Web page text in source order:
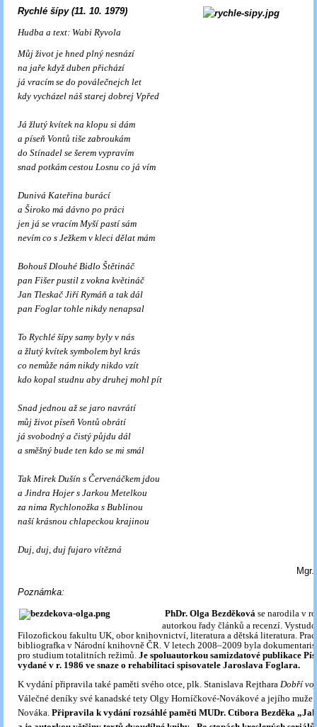
Rychlé šípy (11. 10. 1979)
Hudba a text: Wabi Ryvola
Můj život je hned plný nesnází
na jaře když duben přichází
já vracím se do poválečnejch let
kdy vycházel náš starej dobrej Vpřed
Já žlutý kvítek na klopu si dám
a píseň Vontů tiše zabroukám
do Stínadel se šerem vypravím
snad potkám cestou Losnu co já vím
Dunivá Kateřina burácí
a Široko má dávno po práci
jen já se vracím Myší pastí sám
nevím co s Ježkem v kleci dělat mám
Bohouš Dlouhé Bidlo Štětináč
pan Fišer pustil z vokna květináč
Jan Tleskač Jiří Rymáň a tak dál
pan Foglar tohle nikdy nenapsal
To Rychlé šípy samy byly v nás
a žlutý kvítek symbolem byl krás
co nemůže nám nikdy nikdo vzít
kdo kopal studnu aby druhej mohl pít
Snad jednou až se jaro navrátí
můj život píseň Vontů obrátí
já svobodný a čistý půjdu dál
a směšný bude ten kdo se mi smál
Tak Mirek Dušín s Červenáčkem jdou
a Jindra Hojer s Jarkou Metelkou
za nima Rychlonožka s Bublinou
naší krásnou chlapeckou krajinou
Duj, duj, duj fujaro vítězná
Poznámka:
PhDr. Olga Bezděková se narodila v
autorkou řady článků a recenzí.
Filozofickou fakultu UK, obor knihovnictví, literatura a dětská literatura.
bibliografka v Národní knihovně ČR. V letech 2008–2009 byla
pro studium totalitních režimů. Je spoluautorkou samizdatové publikace
vydané v r. 1986 ve snaze o rehabilitaci spisovatele Jaroslava Foglara.
K vydání připravila také paměti svého otce, plk. Stanislava Rejthara Dobří
Válečné deníky své kanadské tety Olgy Horníčkové-Novákové a jejího muže
Nováka. Připravila k vydání rozsáhlé paměti MUDr. Ctibora Bezděka